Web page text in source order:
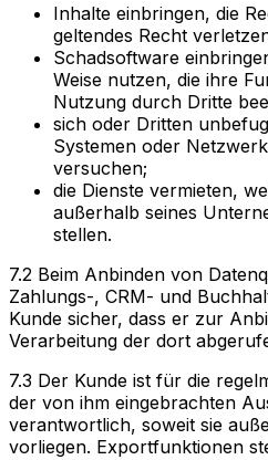
Inhalte einbringen, die
geltendes Recht
Schadsoftware
Weise nutzen, die ihre
Nutzung durch Dritte
sich oder Dritten
Systemen oder
versuchen;
die Dienste vermieten,
außerhalb seines
stellen.
7.2 Beim Anbinden von
Zahlungs-, CRM- und
Kunde sicher, dass er zur
Verarbeitung der dort
7.3 Der Kunde ist für die
der von ihm eingebrachten
verantwortlich, soweit sie
vorliegen. Exportfunktionen